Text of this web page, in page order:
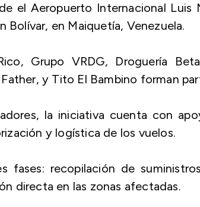
el Aeropuerto Internacional
Bolívar, en Maiquetía, Venezuela.
Grupo VRDG, Droguería
y Tito El Bambino forman
la iniciativa cuenta con
y logística de los vuelos.
fases: recopilación de
directa en las zonas afectadas.